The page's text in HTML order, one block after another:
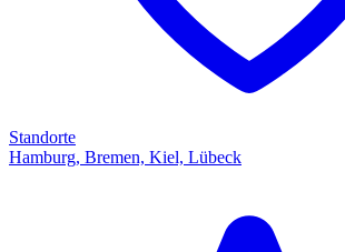
Standorte
Hamburg, Bremen, Kiel, Lübeck